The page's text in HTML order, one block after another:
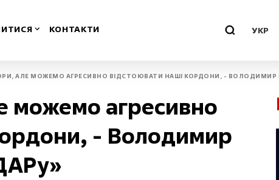
КОНТАКТИ УКР
АЛЕ МОЖЕМО АГРЕСИВНО ВІДСТОЮВАТИ НАШІ КОРДОНИ, - ВОЛОДИМИР
можемо агресивно
- Володимир